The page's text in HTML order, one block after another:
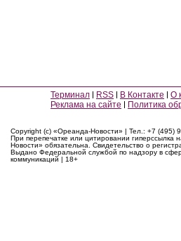
Терминал RSS В Контакте О
Реклама на сайте
Политика
Copyright (c) «Ореанда-Новости» | Тел.: +7 (495)
При перепечатке или цитировании
Новости» обязательна. Свидетельство о
Выдано Федеральной службой по надзору в
коммуникаций | 18+